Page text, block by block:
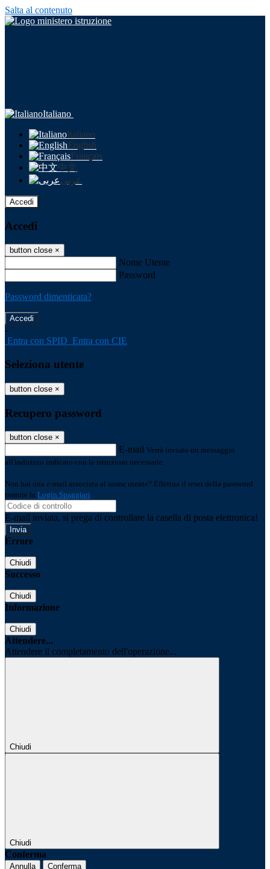
Salta al contenuto
Italiano
Italiano
English
Français
中文
عربى
Accedi
Accedi
button close ×
Nome Utente
Password
Password dimenticata?
-
Entra con SPID Entra con CIE
Seleziona utente
button close ×
Recupero password
button close ×
E-mail Verrà inviato un messaggio
all'indirizzo indicato con le istruzioni necessarie.
Non hai una e-mail associata al nome utente? Effettua il reset della password
tramite la Login Spaggiari
E-mail inviata, si prega di controllare la casella di posta elettronica!
Errore
Chiudi
Successo
Chiudi
Informazione
Chiudi
Attendere...
Attendere il completamento dell'operazione...
Chiudi
Chiudi
Conferma
Annulla Conferma